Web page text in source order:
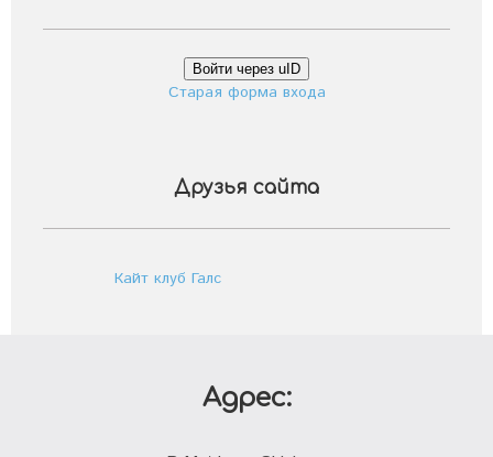
Войти через uID
Старая форма входа
Друзья сайта
Кайт клуб Галс
Адрес: